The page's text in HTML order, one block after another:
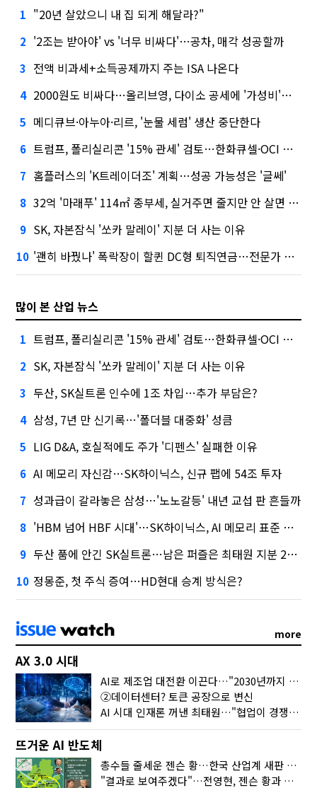
1 "20년 살았으니 내 집 되게 해달라?"
2 '2조는 받아야' vs '너무 비싸다'…공차, 매각 성공할까
3 전액 비과세+소득공제까지 주는 ISA 나온다
4 2000원도 비싸다…올리브영, 다이소 공세에 '가성비'로 맞불
5 메디큐브·아누아·리르, '눈물 세럼' 생산 중단한다
6 트럼프, 폴리실리콘 '15% 관세' 검토…한화큐셀·OCI 영향은?
7 홈플러스의 'K트레이더조' 계획…성공 가능성은 '글쎄'
8 32억 '마래푸' 114㎡ 종부세, 실거주면 줄지만 안 살면 2.5배
9 SK, 자본잠식 '쏘카 말레이' 지분 더 사는 이유
10 '괜히 바꿨나' 폭락장이 할퀸 DC형 퇴직연금…전문가 조언은
많이 본 산업 뉴스
1 트럼프, 폴리실리콘 '15% 관세' 검토…한화큐셀·OCI 영향은?
2 SK, 자본잠식 '쏘카 말레이' 지분 더 사는 이유
3 두산, SK실트론 인수에 1조 차입…추가 부담은?
4 삼성, 7년 만 신기록…'폴더블 대중화' 성큼
5 LIG D&A, 호실적에도 주가 '디펜스' 실패한 이유
6 AI 메모리 자신감…SK하이닉스, 신규 팹에 54조 투자
7 성과급이 갈라놓은 삼성…'노노갈등' 내년 교섭 판 흔들까
8 'HBM 넘어 HBF 시대'…SK하이닉스, AI 메모리 표준 선점 나섰다
9 두산 품에 안긴 SK실트론…남은 퍼즐은 최태원 지분 29.4%
10 정몽준, 첫 주식 증여…HD현대 승계 방식은?
more
AX 3.0 시대
AI로 제조업 대전환 이끈다…"2030년까지 민관합동 20조 투자"
②데이터센터? 토큰 공장으로 변신
AI 시대 인재론 꺼낸 최태원…"협업이 경쟁력"
뜨거운 AI 반도체
총수들 줄세운 젠슨 황…한국 산업계 새판 짰다
"결과로 보여주겠다"…전영현, 젠슨 황과 HBM5 논의